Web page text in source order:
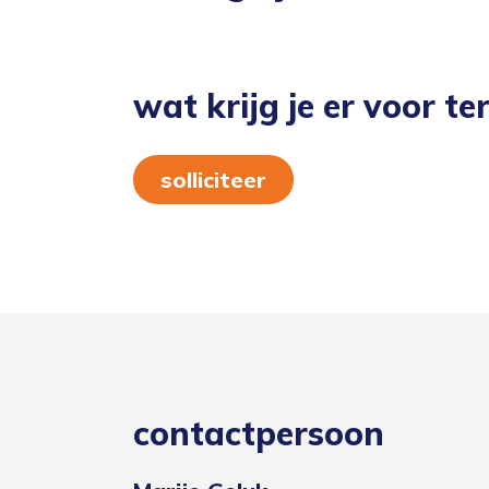
wat krijg je er voor
solliciteer
contactpersoon